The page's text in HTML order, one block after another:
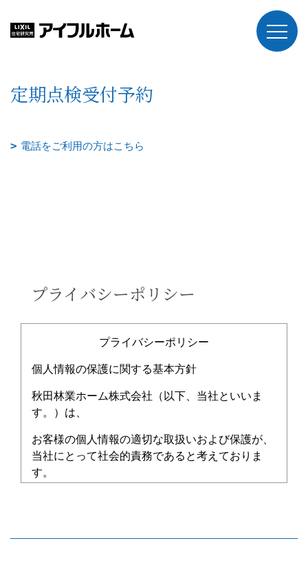
定期点検受付予約
電話をご利用の方はこちら
プライバシーポリシー
プライバシーポリシー
個人情報の保護に関する基本方針
秋田林業ホーム株式会社（以下、当社といいま
す。）は、
お客様の個人情報の適切な取扱いおよび保護が、
当社にとって社会的責務であると考えておりま
す。
基本方針（以下、「本基本方針」といいます。）